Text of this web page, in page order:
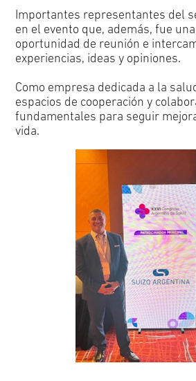
Importantes representantes del
en el evento que, además, fue
oportunidad de reunión e
experiencias, ideas y opiniones.
Como empresa dedicada a la
espacios de cooperación y
fundamentales para seguir
vida.